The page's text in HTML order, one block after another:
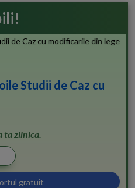
Studii de Caz cu
ta zilnica.